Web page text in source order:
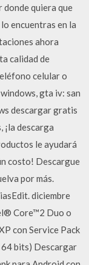
donde quiera que
encuentras en la
ahora
calidad de
celular o
gta iv: san
descargar gratis
¡la descarga
le ayudará
costo! Descargue
por más.
diciembre
Core™2 Duo o
con Service Pack
64 bits) Descargar